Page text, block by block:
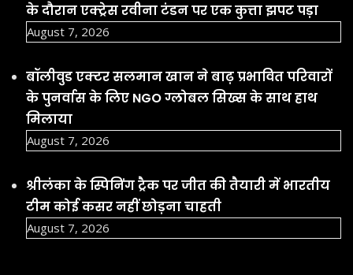
के दौरान एक्ट्रेस रवीना टंडन पर एक कुत्ता झपट पड़ा
August 7, 2026
बॉलीवुड एक्टर सलमान खान ने बाढ़ प्रभावित परिवारों
के पुनर्वास के लिए NGO ग्लोबल सिख्स के साथ हाथ
मिलाया
August 7, 2026
श्रीलंका के स्पिनिंग ट्रैक पर जीत की तैयारी में भारतीय
टीम कोई कसर नहीं छोड़ना चाहती
August 7, 2026